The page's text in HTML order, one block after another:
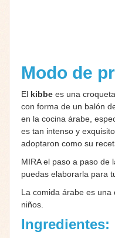
Modo de
El kibbe es una
con forma de un balón
en la cocina árabe,
es tan intenso y
adoptaron como su
MIRA el paso a paso de
puedas elaborarla para
La comida árabe es
niños.
Ingredientes: